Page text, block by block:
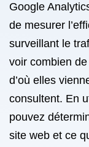
Google
de mesurer
surveillant le
voir combien
d’où elles
consultent. En
pouvez
site web et ce